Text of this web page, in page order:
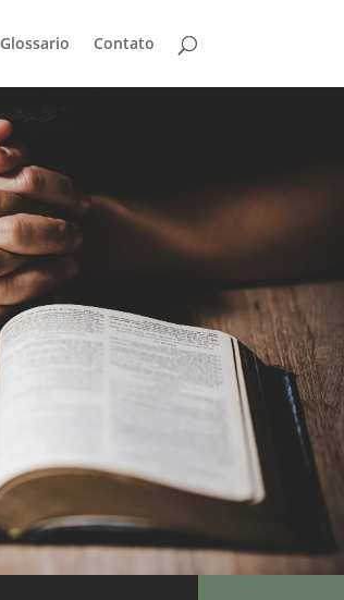
Glossario Contato